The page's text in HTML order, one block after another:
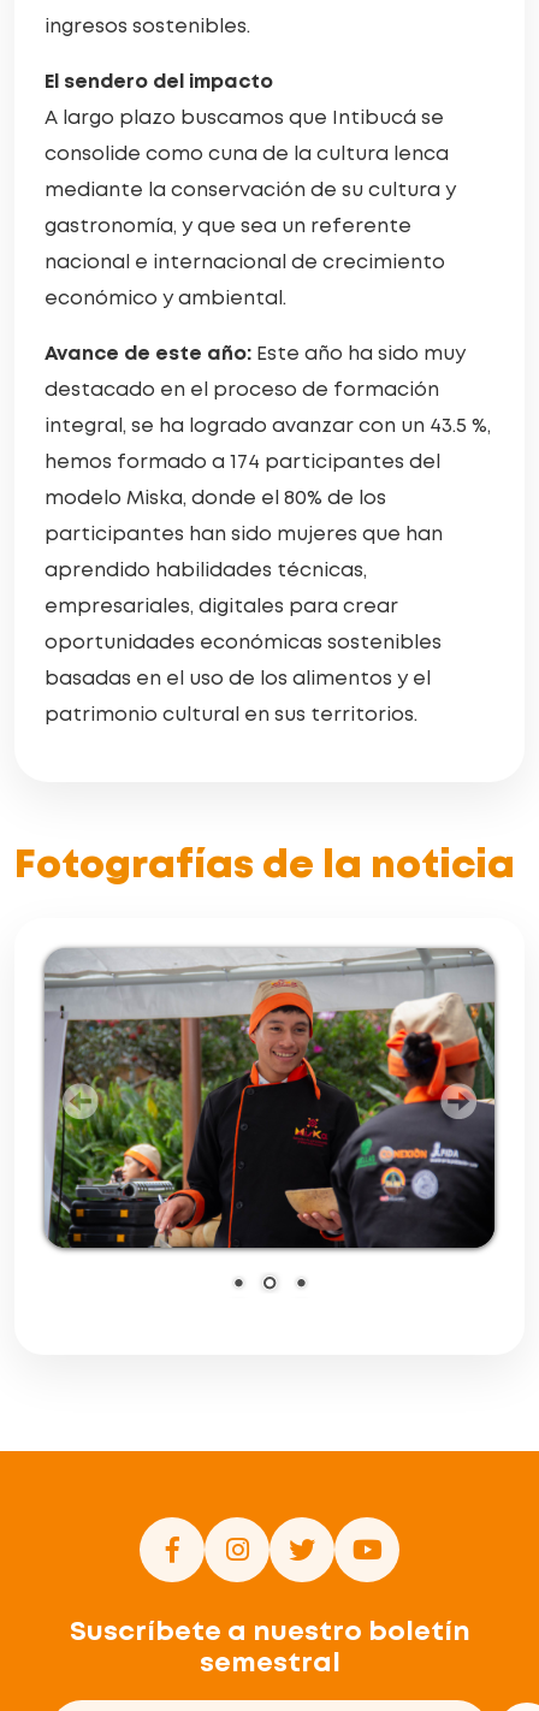
ingresos sostenibles.
El sendero del impacto
A largo plazo buscamos que Intibucá se
consolide como cuna de la cultura lenca
mediante la conservación de su cultura y
gastronomía, y que sea un referente
nacional e internacional de crecimiento
económico y ambiental.
Avance de este año: Este año ha sido muy
destacado en el proceso de formación
integral, se ha logrado avanzar con un 43.5 %,
hemos formado a 174 participantes del
modelo Miska, donde el 80% de los
participantes han sido mujeres que han
aprendido habilidades técnicas,
empresariales, digitales para crear
oportunidades económicas sostenibles
basadas en el uso de los alimentos y el
patrimonio cultural en sus territorios.
Fotografías de la noticia
Suscríbete a nuestro boletín
semestral